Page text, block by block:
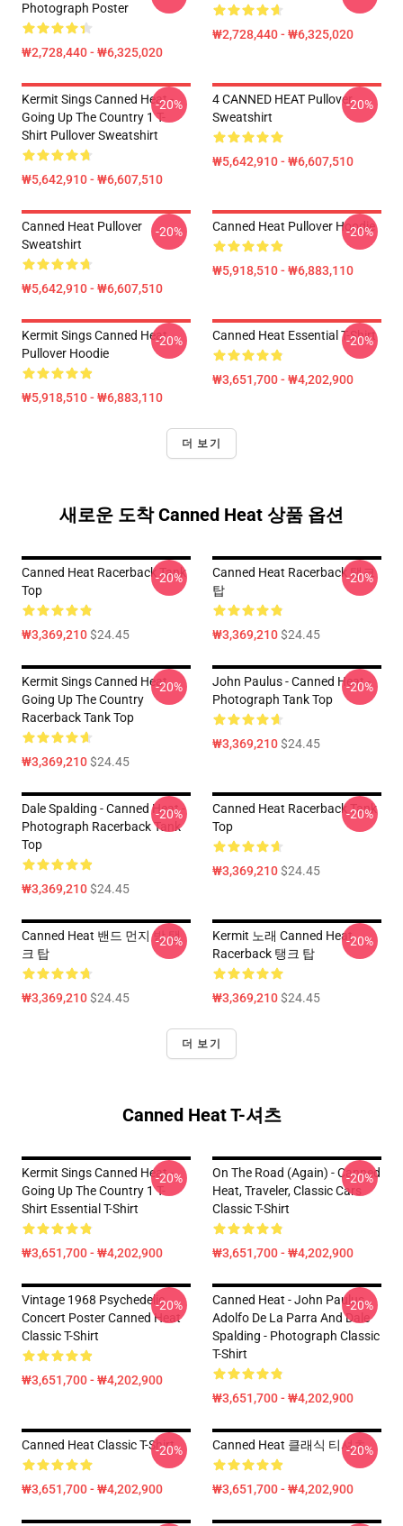
Photograph Poster
₩2,728,440 - ₩6,325,020
₩2,728,440 - ₩6,325,020
Kermit Sings Canned Heat -
Going Up The Country 1 T-
Shirt Pullover Sweatshirt
₩5,642,910 - ₩6,607,510
-20%
4 CANNED HEAT Pullover
Sweatshirt
₩5,642,910 - ₩6,607,510
-20%
Canned Heat Pullover
Sweatshirt
₩5,642,910 - ₩6,607,510
-20% Canned Heat Pullover Hoodie
₩5,918,510 - ₩6,883,110
-20%
Kermit Sings Canned Heat
Pullover Hoodie
₩5,918,510 - ₩6,883,110
-20% Canned Heat Essential T-Shirt
₩3,651,700 - ₩4,202,900
-20%
더 보기
새로운 도착 Canned Heat 상품 옵션
Canned Heat Racerback Tank
Top
₩3,369,210$24.45
-20%
Canned Heat Racerback 탱크
탑
₩3,369,210$24.45
-20%
Kermit Sings Canned Heat
Going Up The Country
Racerback Tank Top
₩3,369,210$24.45
-20%
John Paulus - Canned Heat -
Photograph Tank Top
₩3,369,210$24.45
-20%
Dale Spalding - Canned Heat -
Photograph Racerback Tank
Top
₩3,369,210$24.45
-20%
Canned Heat Racerback Tank
Top
₩3,369,210$24.45
-20%
Canned Heat 밴드 먼지 방 탱
크 탑
₩3,369,210$24.45
-20%
Kermit 노래 Canned Heat
Racerback 탱크 탑
₩3,369,210$24.45
-20%
더 보기
Canned Heat T-셔츠
Kermit Sings Canned Heat -
Going Up The Country 1 T-
Shirt Essential T-Shirt
₩3,651,700 - ₩4,202,900
-20%
On The Road (again) - Canned
Heat, Traveler, Classic Cars
Classic T-Shirt
₩3,651,700 - ₩4,202,900
-20%
Vintage 1968 Psychedelic
Concert Poster Canned Heat
Classic T-Shirt
₩3,651,700 - ₩4,202,900
-20%
Canned Heat - John Paulus,
Adolfo De La Parra And Dale
Spalding - Photograph Classic
T-Shirt
₩3,651,700 - ₩4,202,900
-20%
Canned Heat Classic T-Shirt
₩3,651,700 - ₩4,202,900
-20% Canned Heat 클래식 티셔츠
₩3,651,700 - ₩4,202,900
-20%